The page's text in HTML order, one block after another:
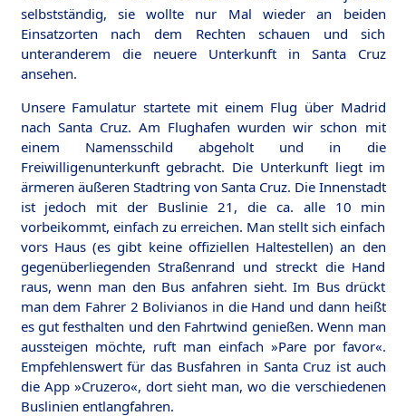
selbstständig, sie wollte nur Mal wieder an beiden
Einsatzorten nach dem Rechten schauen und sich
unteranderem die neuere Unterkunft in Santa Cruz
ansehen.
Unsere Famulatur startete mit einem Flug über Madrid
nach Santa Cruz. Am Flughafen wurden wir schon mit
einem Namensschild abgeholt und in die
Freiwilligenunterkunft gebracht. Die Unterkunft liegt im
ärmeren äußeren Stadtring von Santa Cruz. Die Innenstadt
ist jedoch mit der Buslinie 21, die ca. alle 10 min
vorbeikommt, einfach zu erreichen. Man stellt sich einfach
vors Haus (es gibt keine offiziellen Haltestellen) an den
gegenüberliegenden Straßenrand und streckt die Hand
raus, wenn man den Bus anfahren sieht. Im Bus drückt
man dem Fahrer 2 Bolivianos in die Hand und dann heißt
es gut festhalten und den Fahrtwind genießen. Wenn man
aussteigen möchte, ruft man einfach »Pare por favor«.
Empfehlenswert für das Busfahren in Santa Cruz ist auch
die App »Cruzero«, dort sieht man, wo die verschiedenen
Buslinien entlangfahren.